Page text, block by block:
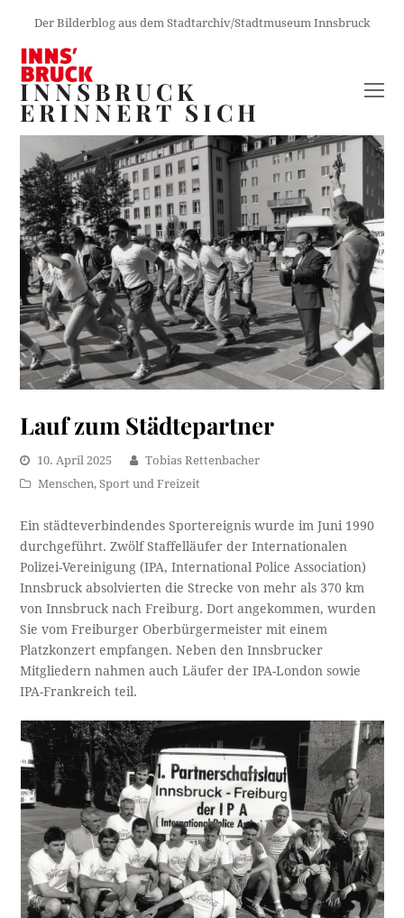
Der Bilderblog aus dem Stadtarchiv/Stadtmuseum Innsbruck
INNSBRUCK
ERINNERT SICH
Lauf zum Städtepartner
10. April 2025
Tobias Rettenbacher
Menschen,Sport und Freizeit
Ein städteverbindendes Sportereignis wurde im Juni 1990
durchgeführt. Zwölf Staffelläufer der Internationalen
Polizei-Vereinigung (IPA, International Police Association)
Innsbruck absolvierten die Strecke von mehr als 370 km
von Innsbruck nach Freiburg. Dort angekommen, wurden
Sie vom Freiburger Oberbürgermeister mit einem
Platzkonzert empfangen. Neben den Innsbrucker
Mitgliedern nahmen auch Läufer der IPA-London sowie
IPA-Frankreich teil.